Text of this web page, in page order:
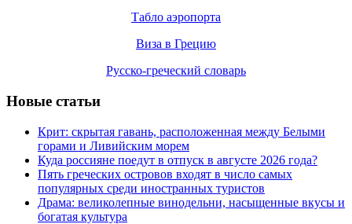
Табло аэропорта
Виза в Грецию
Русско-греческий словарь
Новые статьи
Крит: скрытая гавань, расположенная между Белыми
горами и Ливийским морем
Куда россияне поедут в отпуск в августе 2026 года?
Пять греческих островов входят в число самых
популярных среди иностранных туристов
Драма: великолепные винодельни, насыщенные вкусы и
богатая культура